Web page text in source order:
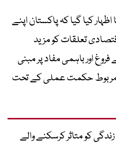
کیا گیا کہ پاکستان اپنے
تعلقات کو مزید
اور باہمی مفاد پر مبنی
مربوط حکمت عملی کے تحت
کو متاثر کرسکنے والے